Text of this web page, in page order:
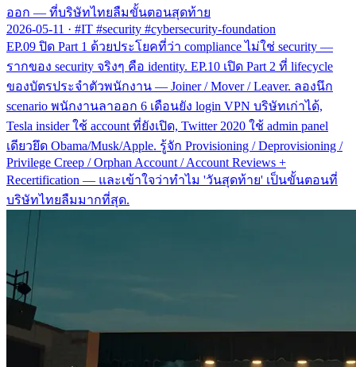
ออก — ที่บริษัทไทยลืมขั้นตอนสุดท้าย
2026-05-11 · #IT #security #cybersecurity-foundation
EP.09 ปิด Part 1 ด้วยประโยคที่ว่า compliance ไม่ใช่ security —
รากของ security จริงๆ คือ identity. EP.10 เปิด Part 2 ที่ lifecycle
ของบัตรประจำตัวพนักงาน — Joiner / Mover / Leaver. ลองนึก
scenario พนักงานลาออก 6 เดือนยัง login VPN บริษัทเก่าได้,
Tesla insider ใช้ account ที่ยังเปิด, Twitter 2020 ใช้ admin panel
เดียวยึด Obama/Musk/Apple. รู้จัก Provisioning / Deprovisioning /
Privilege Creep / Orphan Account / Account Reviews +
Recertification — และเข้าใจว่าทำไม 'วันสุดท้าย' เป็นขั้นตอนที่
บริษัทไทยลืมมากที่สุด.